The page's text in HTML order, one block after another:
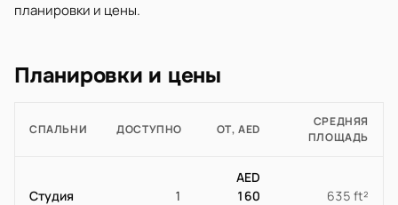
планировки и цены.
Планировки и цены
СПАЛЬНИ ДОСТУПНО ОТ, AED
СРЕДНЯЯ
ПЛОЩАДЬ
Студия 1
AED
160
635 ft²